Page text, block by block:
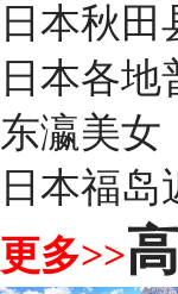
日本秋
日本各
东瀛美女
日本福
更多>>